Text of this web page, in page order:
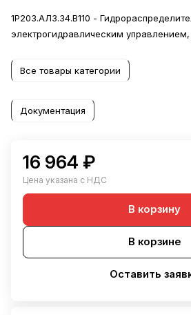
1Р203.АЛ3.34.В110 -
электрогидравлическим
Все товары категории
Документация
16 964 ₽
Цена указана с НДС
В корзину
В корзине
Оставить